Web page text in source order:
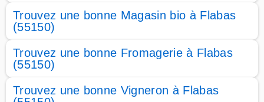
Trouvez une bonne Magasin bio à Flabas
(55150)
Trouvez une bonne Fromagerie à Flabas
(55150)
Trouvez une bonne Vigneron à Flabas